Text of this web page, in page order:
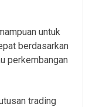
untuk
berdasarkan
perkembangan
trading